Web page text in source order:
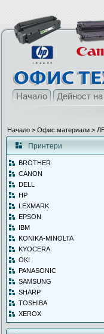
Начало Дейност
Начало > Офис материали >
Принтери
BROTHER
CANON
DELL
HP
LEXMARK
EPSON
IBM
KONIKA-MINOLTA
KYOCERA
OKI
PANASONIC
SAMSUNG
SHARP
TOSHIBA
XEROX